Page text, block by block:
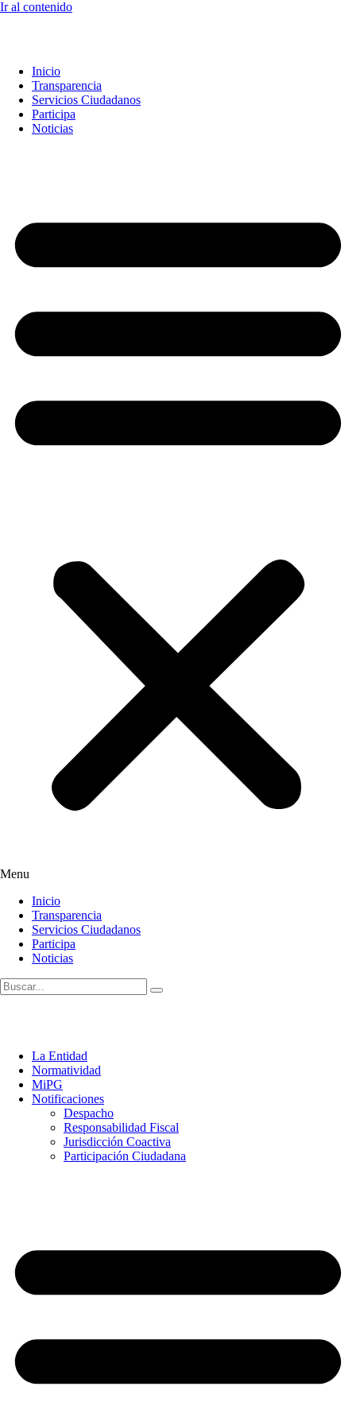
Ir al contenido
Inicio
Transparencia
Servicios Ciudadanos
Participa
Noticias
Menu
Inicio
Transparencia
Servicios Ciudadanos
Participa
Noticias
La Entidad
Normatividad
MiPG
Notificaciones
Despacho
Responsabilidad Fiscal
Jurisdicción Coactiva
Participación Ciudadana